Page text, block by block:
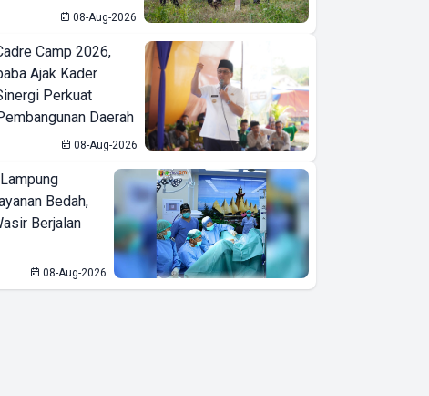
08-Aug-2026
Camp 2026,
Ajak Kader
Perkuat
Daerah
08-Aug-2026
Bedah,
Berjalan
08-Aug-2026